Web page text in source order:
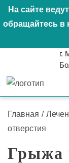
На сайте
обращайтесь в
г.
Главная /
отверстия
Грыжа